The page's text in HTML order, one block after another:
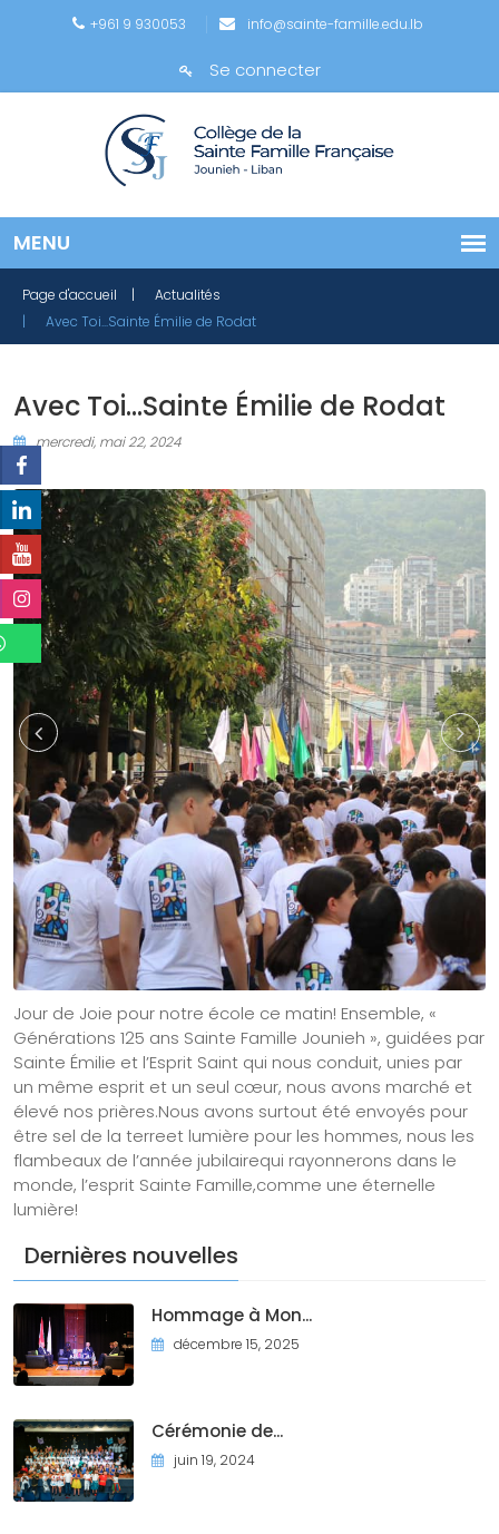
+961 9 930053 info@sainte-famille.edu.lb
Se connecter
Page d'accueil
| Actualités
| Avec Toi...Sainte Émilie de Rodat
Avec Toi...Sainte Émilie de Rodat
mercredi, mai 22, 2024
Jour de Joie pour notre école ce matin! Ensemble, «
Générations 125 ans Sainte Famille Jounieh », guidées par
Sainte Émilie et l’Esprit Saint qui nous conduit, unies par
un même esprit et un seul cœur, nous avons marché et
élevé nos prières.Nous avons surtout été envoyés pour
être sel de la terreet lumière pour les hommes, nous les
flambeaux de l’année jubilairequi rayonnerons dans le
monde, l’esprit Sainte Famille,comme une éternelle
lumière!
Dernières nouvelles
Hommage à Mon...
décembre 15, 2025
Cérémonie de...
juin 19, 2024